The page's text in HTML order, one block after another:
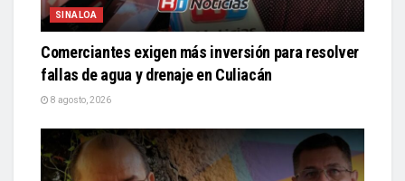
SINALOA
Comerciantes exigen más inversión para resolver
fallas de agua y drenaje en Culiacán
8 agosto, 2026